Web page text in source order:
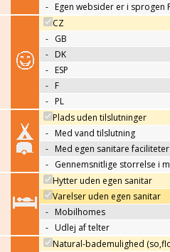
- Egen websider er i sprogen
CZ
- GB
- DK
- ESP
- F
- PL
Plads uden tilslutninger
- Med vand tilslutning
- Med egen sanitare faciliteter
- Gennemsnitlige storrelse i
Hytter uden egen sanitar
Varelser uden egen sanitar
- Mobilhomes
- Udlej af telter
Natural-bademulighed